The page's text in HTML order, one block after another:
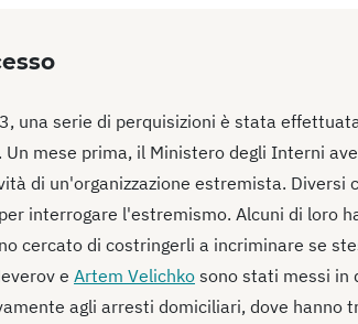
una serie di perquisizioni è stata
Un mese prima, il Ministero degli Interni
di un'organizzazione estremista. Diversi
interrogare l'estremismo. Alcuni di loro
cercato di costringerli a incriminare se
e Artem Velichko sono stati messi in
agli arresti domiciliari, dove hanno